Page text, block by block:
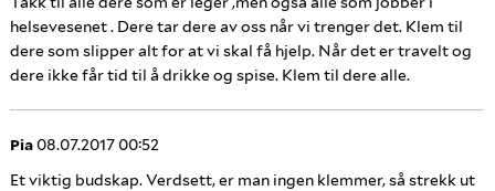
helsevesenet . Dere tar dere av oss når vi trenger det. Klem til
dere som slipper alt for at vi skal få hjelp. Når det er travelt og
dere ikke får tid til å drikke og spise. Klem til dere alle.
Pia08.07.2017 00:52
Et viktig budskap. Verdsett, er man ingen klemmer, så strekk ut